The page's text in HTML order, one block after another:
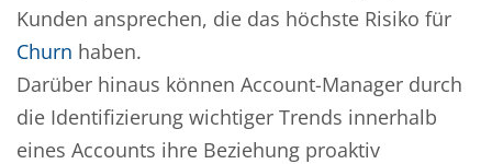
Kunden ansprechen, die das höchste Risiko für
Churn haben.
Darüber hinaus können Account-Manager durch
die Identifizierung wichtiger Trends innerhalb
eines Accounts ihre Beziehung proaktiv